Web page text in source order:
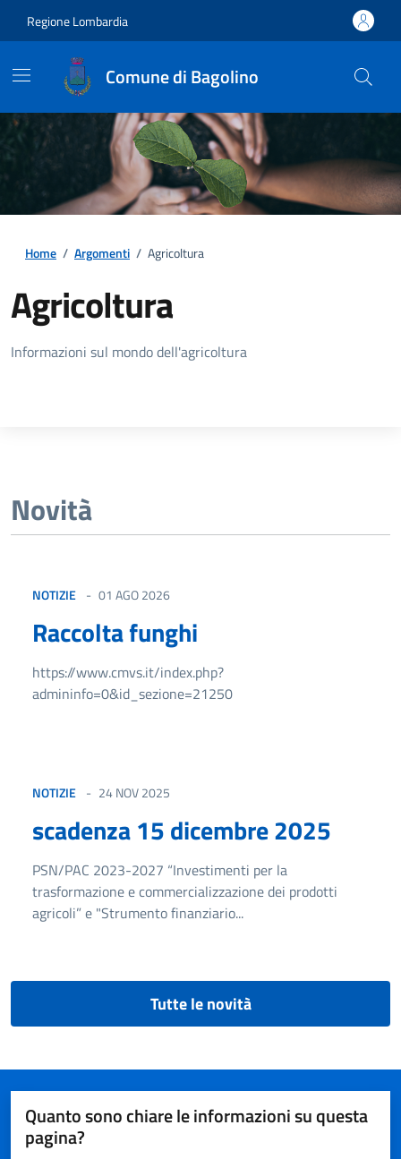
Regione Lombardia
Comune di Bagolino
Home / Argomenti / Agricoltura
Agricoltura
Dettagli della notizia
Informazioni sul mondo dell'agricoltura
Novità
NOTIZIE 01 AGO 2026
Raccolta funghi
https://www.cmvs.it/index.php?
admininfo=0&id_sezione=21250
NOTIZIE 24 NOV 2025
scadenza 15 dicembre 2025
PSN/PAC 2023-2027 “Investimenti per la
trasformazione e commercializzazione dei prodotti
agricoli” e "Strumento finanziario...
Tutte le novità
Quanto sono chiare le informazioni su questa
pagina?